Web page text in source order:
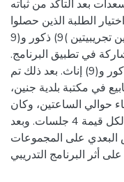
بعد التأكد من ثباته
وتم اختيار الطلبة الذين حصلوا
على أدنى الدرجات وتم تشكيل مجموعتين تجريبيتين )9) ذكور و(9
في تطبيق البرنامج.
كما تم اختيار مجموعتين ضابطتين (9) ذكور و(9) إناث. بعد ذلك تم
الذي استمر (10) أسابيع في مكتبة بلدية جنين،
حوالي الساعتين، وكان
البرنامج مكوناً من )20) جلسة تدريبية لكل قيمة 4 جلسات. وبعد
البعدي على المجموعات
أثر البرنامج التدريبي.